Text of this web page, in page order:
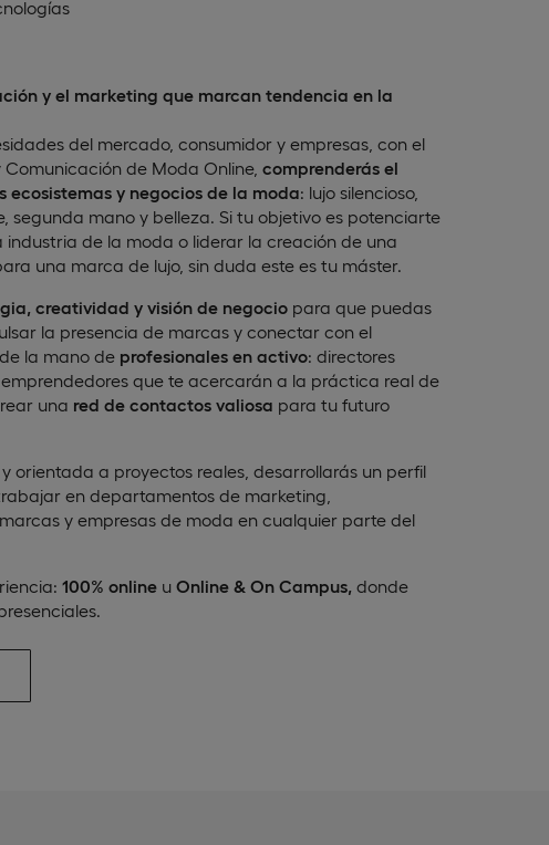
y el marketing que marcan tendencia en la
del mercado, consumidor y empresas, con el
de Moda Online, comprenderás el
ecosistemas y negocios de la moda: lujo silencioso,
segunda mano y belleza. Si tu objetivo es potenciarte
industria de la moda o liderar la creación de una
una marca de lujo, sin duda este es tu máster.
creatividad y visión de negocio para que puedas
la presencia de marcas y conectar con el
la mano de profesionales en activo: directores
que te acercarán a la práctica real de
una red de contactos valiosa para tu futuro
orientada a proyectos reales, desarrollarás un perfil
en departamentos de marketing,
y empresas de moda en cualquier parte del
100% online u Online & On Campus, donde